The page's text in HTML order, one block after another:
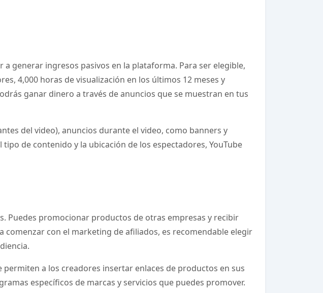
generar ingresos pasivos en la plataforma. Para ser elegible,
4,000 horas de visualización en los últimos 12 meses y
ganar dinero a través de anuncios que se muestran en tus
del video), anuncios durante el video, como banners y
de contenido y la ubicación de los espectadores, YouTube
Puedes promocionar productos de otras empresas y recibir
comenzar con el marketing de afiliados, es recomendable elegir
a los creadores insertar enlaces de productos en sus
específicos de marcas y servicios que puedes promover.